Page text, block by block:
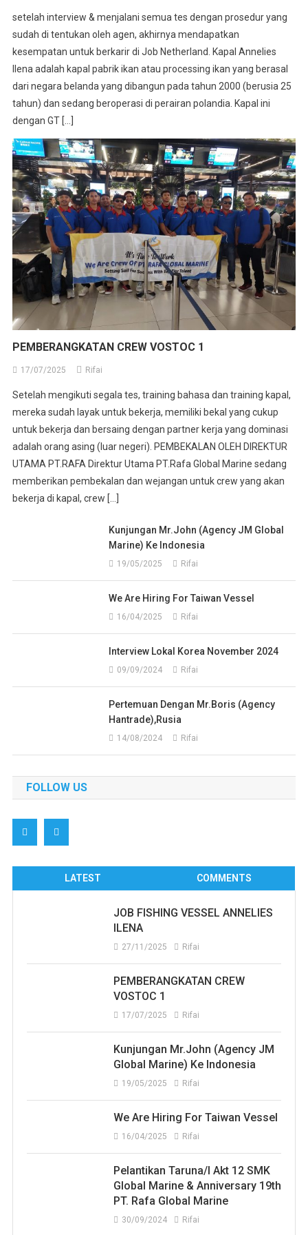
setelah interview & menjalani semua tes dengan prosedur yang
sudah di tentukan oleh agen, akhirnya mendapatkan
kesempatan untuk berkarir di Job Netherland. Kapal Annelies
Ilena adalah kapal pabrik ikan atau processing ikan yang berasal
dari negara belanda yang dibangun pada tahun 2000 (berusia 25
tahun) dan sedang beroperasi di perairan polandia. Kapal ini
dengan GT […]
PEMBERANGKATAN CREW VOSTOC 1
17/07/2025 Rifai
Setelah mengikuti segala tes, training bahasa dan training kapal,
mereka sudah layak untuk bekerja, memiliki bekal yang cukup
untuk bekerja dan bersaing dengan partner kerja yang dominasi
adalah orang asing (luar negeri). PEMBEKALAN OLEH DIREKTUR
UTAMA PT.RAFA Direktur Utama PT.Rafa Global Marine sedang
memberikan pembekalan dan wejangan untuk crew yang akan
bekerja di kapal, crew […]
Kunjungan Mr.John (Agency JM Global
Marine) Ke Indonesia
19/05/2025 Rifai
We Are Hiring For Taiwan Vessel
16/04/2025 Rifai
Interview Lokal Korea November 2024
09/09/2024 Rifai
Pertemuan Dengan Mr.Boris (Agency
Hantrade),Rusia
14/08/2024 Rifai
FOLLOW US
LATEST COMMENTS
JOB FISHING VESSEL ANNELIES
ILENA
27/11/2025 Rifai
PEMBERANGKATAN CREW
VOSTOC 1
17/07/2025 Rifai
Kunjungan Mr.John (Agency JM
Global Marine) Ke Indonesia
19/05/2025 Rifai
We Are Hiring For Taiwan Vessel
16/04/2025 Rifai
Pelantikan Taruna/i Akt 12 SMK
Global Marine & Anniversary 19th
PT. Rafa Global Marine
30/09/2024 Rifai